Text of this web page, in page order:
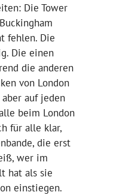
Die Tower
fehlen. Die
Die einen
die anderen
von London
auf jeden
beim London
für alle klar,
die erst
wer im
hat als sie
einstiegen.